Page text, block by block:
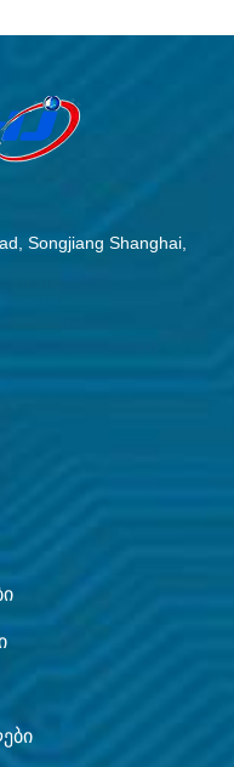
Songjiang Shanghai,